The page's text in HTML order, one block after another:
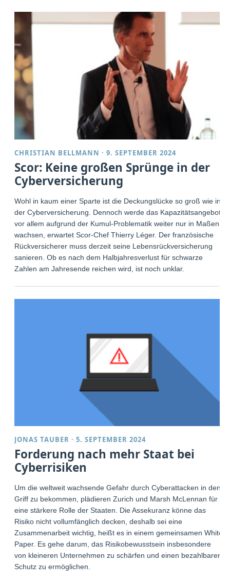
CHRISTIAN BELLMANN ·9. SEPTEMBER 2024
Scor: Keine großen Sprünge in der
Cyberversicherung
Wohl in kaum einer Sparte ist die Deckungslücke so groß wie in
der Cyberversicherung. Dennoch werde das Kapazitätsangebot
vor allem aufgrund der Kumul-Problematik weiter nur in Maßen
wachsen, erwartet Scor-Chef Thierry Léger. Der französische
Rückversicherer muss derzeit seine Lebensrückversicherung
sanieren. Ob es nach dem Halbjahresverlust für schwarze
Zahlen am Jahresende reichen wird, ist noch unklar.
JONAS TAUBER ·5. SEPTEMBER 2024
Forderung nach mehr Staat bei
Cyberrisiken
Um die weltweit wachsende Gefahr durch Cyberattacken in den
Griff zu bekommen, plädieren Zurich und Marsh McLennan für
eine stärkere Rolle der Staaten. Die Assekuranz könne das
Risiko nicht vollumfänglich decken, deshalb sei eine
Zusammenarbeit wichtig, heißt es in einem gemeinsamen White
Paper. Es gehe darum, das Risikobewusstsein insbesondere
von kleineren Unternehmen zu schärfen und einen bezahlbaren
Schutz zu ermöglichen.